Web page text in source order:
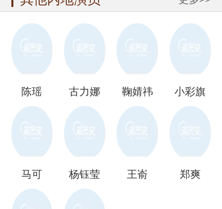
陈瑶 古力娜 鞠婧祎 小彩旗
马可 杨钰莹 王嵛 郑爽